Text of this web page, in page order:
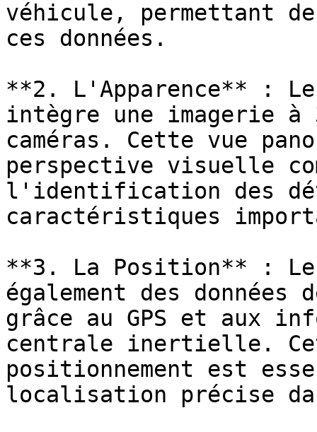
véhicule, permettant
ces données.
**2. L'Apparence** :
intègre une imagerie à
caméras. Cette vue
perspective visuelle
l'identification des
caractéristiques
**3. La Position** :
également des données
grâce au GPS et aux
centrale inertielle.
positionnement est
localisation précise